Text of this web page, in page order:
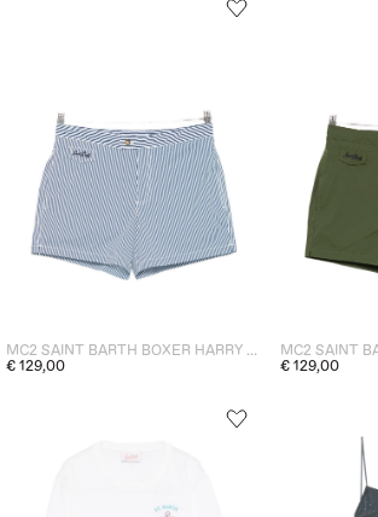
MC2 SAINT BARTH BOXER HARRY UOMO CELESTE
€ 129,00
€ 129,00